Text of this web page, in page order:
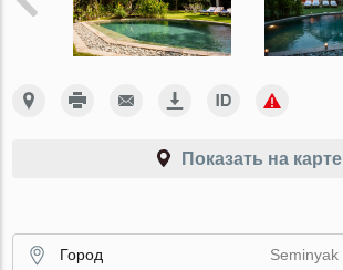
Показать на карте
Город
Seminyak